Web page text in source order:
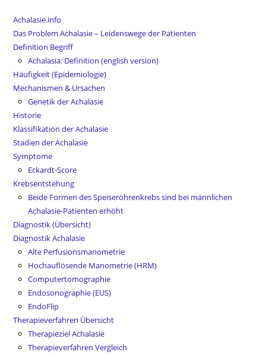
Achalasie.info
Das Problem Achalasie – Leidenswege der Patienten
Definition Begriff
Achalasia: Definition (english version)
Häufigkeit (Epidemiologie)
Mechanismen & Ursachen
Genetik der Achalasie
Historie
Klassifikation der Achalasie
Stadien der Achalasie
Symptome
Eckardt-Score
Krebsentstehung
Beide Formen des Speiseröhrenkrebs sind bei männlichen
Achalasie-Patienten erhöht
Diagnostik (Übersicht)
Diagnostik Achalasie
Alte Perfusionsmanometrie
Hochauflösende Manometrie (HRM)
Computertomographie
Endosonographie (EUS)
EndoFlip
Therapieverfahren Übersicht
Therapieziel Achalasie
Therapieverfahren Vergleich